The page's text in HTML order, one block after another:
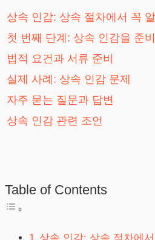
상속 인감: 상속 절차에서 꼭
첫 번째 단계: 상속 인감을 준
법적 요건과 서류 준비
실제 사례: 상속 인감 문제
자주 묻는 질문과 답변
상속 인감 관련 조언
Table of Contents